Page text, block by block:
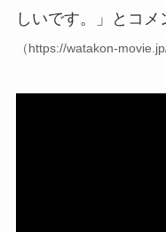
しいです。」とコメ
（https://watakon-